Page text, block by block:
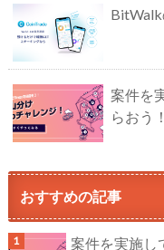
BitWalk
案件を
らおう
おすすめの記事
案件を実施し